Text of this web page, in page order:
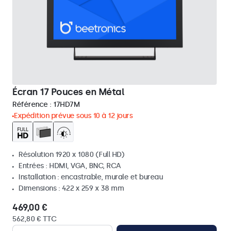
Écran 17 Pouces en Métal
Référence : 17HD7M
Expédition prévue sous 10 à 12 jours
Résolution 1920 x 1080 (Full HD)
Entrées : HDMI, VGA, BNC, RCA
Installation : encastrable, murale et bureau
Dimensions : 422 x 259 x 38 mm
469,00 €
562,80 € TTC